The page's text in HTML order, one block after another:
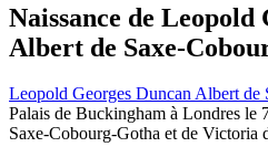
Naissance de Leopold
Albert de Saxe-
Leopold Georges Duncan Albert de
Palais de Buckingham à Londres
Saxe-Cobourg-Gotha et de Victoria